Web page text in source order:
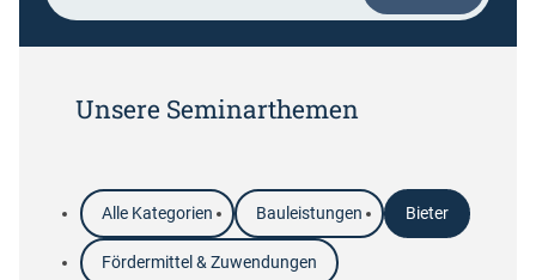
h
Unsere Seminarthemen
Alle Kategorien Bauleistungen Bieter
Fördermittel & Zuwendungen